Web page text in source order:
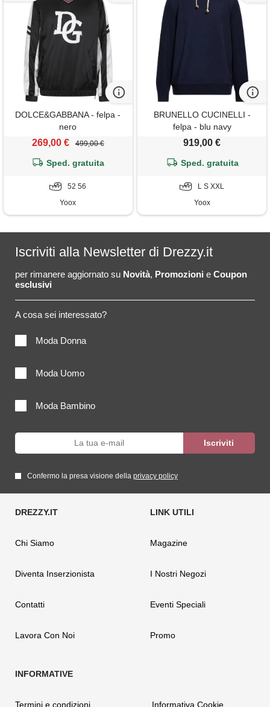
DOLCE&GABBANA - felpa -
nero
269,00 € 499,00 €
Sped. gratuita
52 56
Yoox
BRUNELLO CUCINELLI -
felpa - blu navy
919,00 €
Sped. gratuita
L S XXL
Yoox
Iscriviti alla Newsletter di Drezzy.it
per rimanere aggiornato su Novità, Promozioni e Coupon
esclusivi
A cosa sei interessato?
Moda Donna
Moda Uomo
Moda Bambino
Confermo la presa visione della privacy policy
Chi Siamo
Diventa Inserzionista
Contatti
Lavora Con Noi
Magazine
I Nostri Negozi
Eventi Speciali
Promo
Termini e condizioni Informativa Cookie